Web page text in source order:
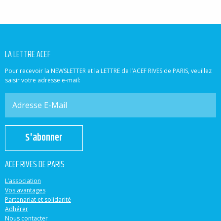
LA LETTRE ACEF
Pour recevoir la NEWSLETTER et la LETTRE de l’ACEF RIVES de PARIS, veuillez
saisir votre adresse e-mail:
S'abonner
ACEF RIVES DE PARIS
L’association
Vos avantages
Partenariat et solidarité
Adhérer
Nous contacter